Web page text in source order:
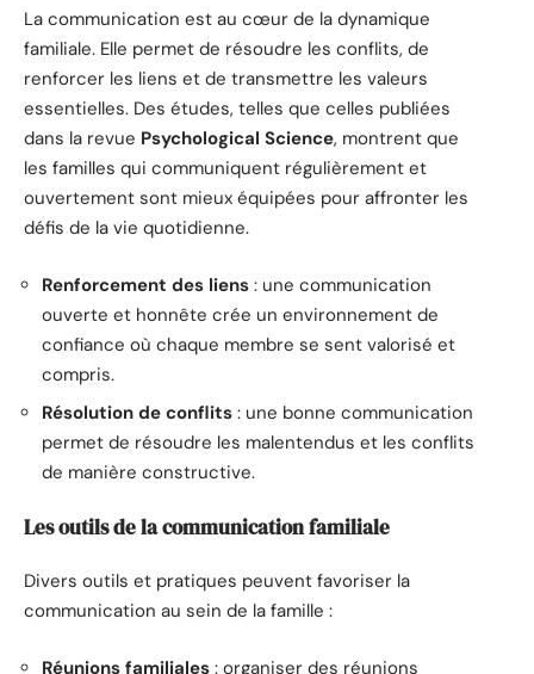
La communication est au cœur de la dynamique
familiale. Elle permet de résoudre les conflits, de
renforcer les liens et de transmettre les valeurs
essentielles. Des études, telles que celles publiées
dans la revue Psychological Science, montrent que
les familles qui communiquent régulièrement et
ouvertement sont mieux équipées pour affronter les
défis de la vie quotidienne.
Renforcement des liens : une communication
ouverte et honnête crée un environnement de
confiance où chaque membre se sent valorisé et
compris.
Résolution de conflits : une bonne communication
permet de résoudre les malentendus et les conflits
de manière constructive.
Les outils de la communication familiale
Divers outils et pratiques peuvent favoriser la
communication au sein de la famille :
Réunions familiales : organiser des réunions